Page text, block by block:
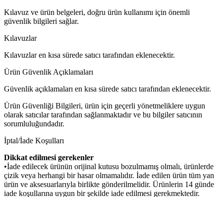
Kılavuz ve ürün belgeleri, doğru ürün kullanımı için önemli
güvenlik bilgileri sağlar.
Kılavuzlar
Kılavuzlar en kısa sürede satıcı tarafından eklenecektir.
Ürün Güvenlik Açıklamaları
Güvenlik açıklamaları en kısa sürede satıcı tarafından eklenecektir.
Ürün Güvenliği Bilgileri, ürün için geçerli yönetmeliklere uygun
olarak satıcılar tarafından sağlanmaktadır ve bu bilgiler satıcının
sorumluluğundadır.
İptal/İade Koşulları
Dikkat edilmesi gerekenler
•İade edilecek ürünün orijinal kutusu bozulmamış olmalı, ürünlerde
çizik veya herhangi bir hasar olmamalıdır. İade edilen ürün tüm yan
ürün ve aksesuarlarıyla birlikte gönderilmelidir. Ürünlerin 14 günde
iade koşullarına uygun bir şekilde iade edilmesi gerekmektedir.